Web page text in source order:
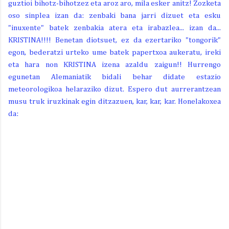
guztioi bihotz-bihotzez eta aroz aro, mila esker anitz! Zozketa
oso sinplea izan da: zenbaki bana jarri dizuet eta esku
"inuxente" batek zenbakia atera eta irabazlea... izan da...
KRISTINA!!!! Benetan diotsuet, ez da ezertariko "tongorik"
egon, bederatzi urteko ume batek papertxoa aukeratu, ireki
eta hara non KRISTINA izena azaldu zaigun!! Hurrengo
egunetan Alemaniatik bidali behar didate estazio
meteorologikoa helaraziko dizut. Espero dut aurrerantzean
musu truk iruzkinak egin ditzazuen, kar, kar, kar. Honelakoxea
da: